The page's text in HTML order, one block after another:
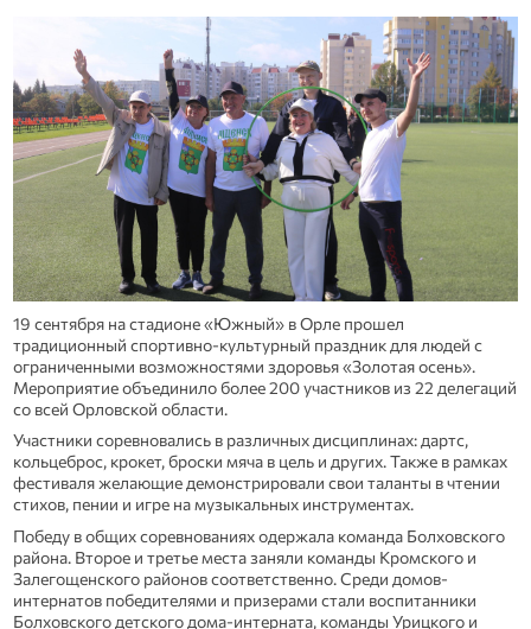
19 сентября на стадионе «Южный» в Орле прошел
традиционный спортивно-культурный праздник для людей с
ограниченными возможностями здоровья «Золотая осень».
Мероприятие объединило более 200 участников из 22 делегаций
со всей Орловской области.
Участники соревновались в различных дисциплинах: дартс,
кольцеброс, крокет, броски мяча в цель и других. Также в рамках
фестиваля желающие демонстрировали свои таланты в чтении
стихов, пении и игре на музыкальных инструментах.
Победу в общих соревнованиях одержала команда Болховского
района. Второе и третье места заняли команды Кромского и
Залегощенского районов соответственно. Среди домов-
интернатов победителями и призерами стали воспитанники
Болховского детского дома-интерната, команды Урицкого и